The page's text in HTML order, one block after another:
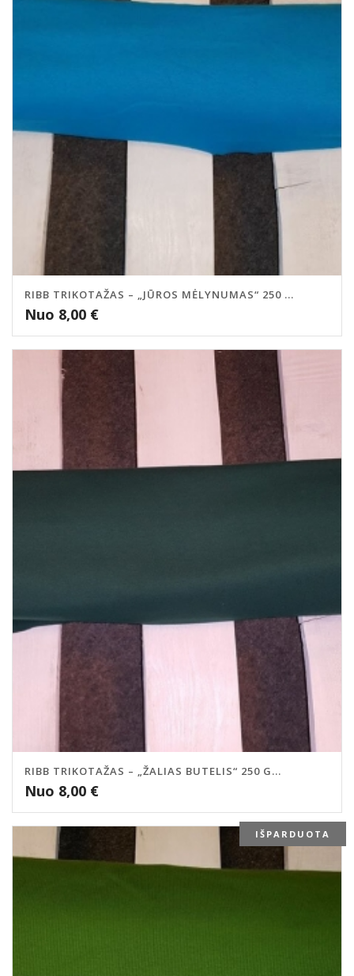
RIBB TRIKOTAŽAS – „JŪROS MĖLYNUMAS“ 250 ...
Nuo 8,00 €
RIBB TRIKOTAŽAS – „ŽALIAS BUTELIS“ 250 G...
Nuo 8,00 €
IŠPARDUOTA